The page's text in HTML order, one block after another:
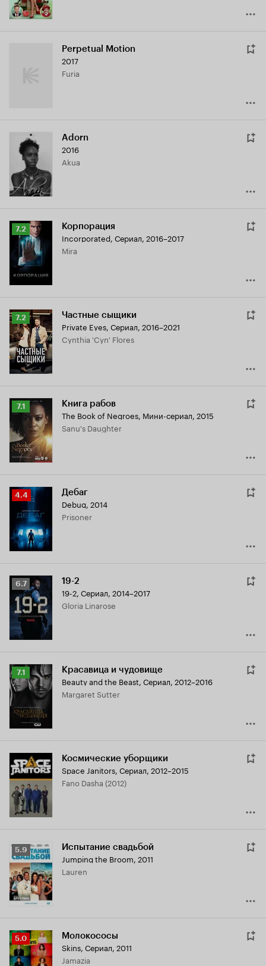
Perpetual Motion
2017
Furia
Adorn
2016
Akua
Рейтинг
Кинопоиска
7.2
7.2 Корпорация
Incorporated, Сериал, 2016–2017
Mira
Рейтинг
Кинопоиска
7.2
7.2 Частные сыщики
Private Eyes, Сериал, 2016–2021
Cynthia 'Cyn' Flores
Рейтинг
Кинопоиска
7.1
7.1 Книга рабов
The Book of Negroes, Мини-сериал, 2015
Sanu's Daughter
Рейтинг
4.4
4.4 Дебаг
Debug, 2014
Prisoner
Рейтинг
Кинопоиска
6.7
6.7 19-2
19-2, Сериал, 2014–2017
Gloria Linarose
Рейтинг
Кинопоиска
7.1
7.1 Красавица и чудовище
Beauty and the Beast, Сериал, 2012–2016
Margaret Sutter
Космические уборщики
Space Janitors, Сериал, 2012–2015
Fano Dasha (2012)
Рейтинг
Кинопоиска
5.9
5.9 Испытание свадьбой
Jumping the Broom, 2011
Lauren
Рейтинг
Кинопоиска
5.0
5.0 Молокососы
Skins, Сериал, 2011
Jamazia